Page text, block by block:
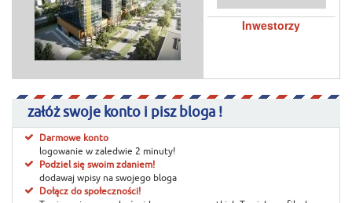
Inwestorzy
załóż swoje konto i pisz bloga !
Darmowe konto
logowanie w zaledwie 2 minuty!
Podziel się swoim zdaniem!
dodawaj wpisy na swojego bloga
Dołącz do społeczności!